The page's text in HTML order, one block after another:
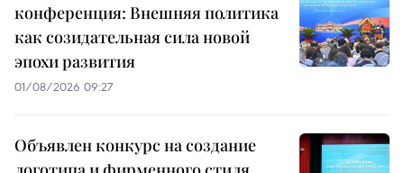
конференция: Внешняя политика
как созидательная сила новой
эпохи развития
01/08/2026 09:27
Объявлен конкурс на создание